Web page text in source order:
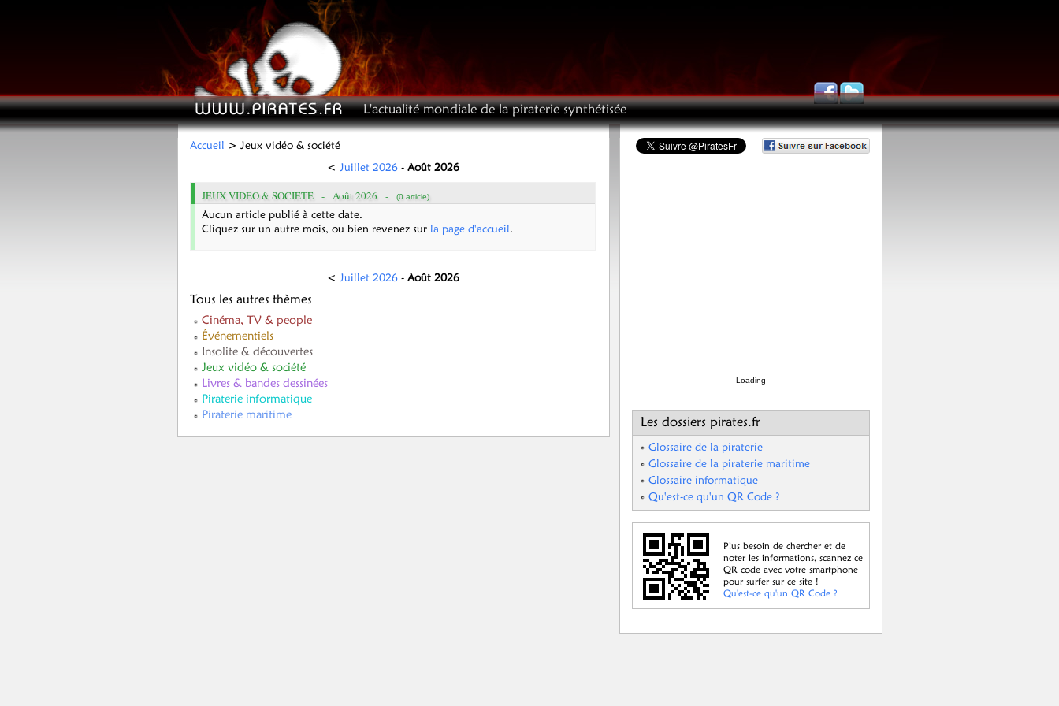
L'actualité mondiale de la piraterie synthétisée
Accueil > Jeux vidéo & société
< Juillet 2026 - Août 2026
JEUX VIDÉO & SOCIÉTÉ - Août 2026 - (0 article)
Aucun article publié à cette date.
Cliquez sur un autre mois, ou bien revenez sur la page d'accueil.
< Juillet 2026 - Août 2026
Tous les autres thèmes
Cinéma, TV & people
Événementiels
Insolite & découvertes
Jeux vidéo & société
Livres & bandes dessinées
Piraterie informatique
Piraterie maritime
Loading
Les dossiers pirates.fr
Glossaire de la piraterie
Glossaire de la piraterie maritime
Glossaire informatique
Qu'est-ce qu'un QR Code ?
Plus besoin de chercher et de
noter les informations, scannez ce
QR code avec votre smartphone
pour surfer sur ce site !
Qu'est-ce qu'un QR Code ?